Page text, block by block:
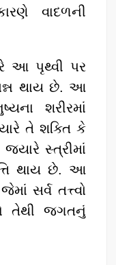
વાદળની
આ પૃથ્વી પર
થાય છે. આ
શરીરમાં
તે શક્તિ કે
સ્ત્રીમાં
થાય છે. આ
સર્વ તત્ત્વો
તેથી જગતનું